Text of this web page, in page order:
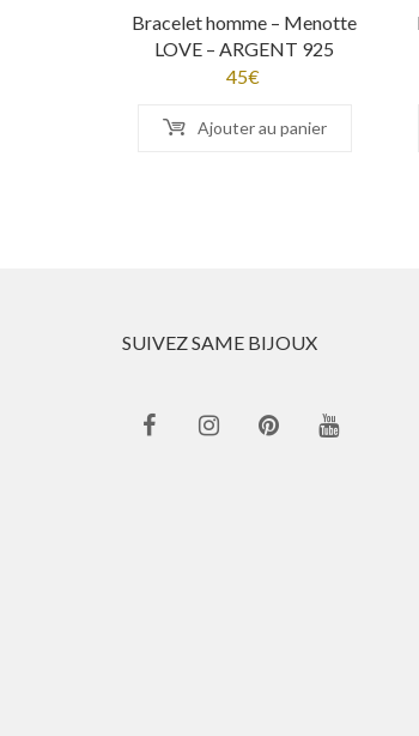
Bracelet homme – Menotte
LOVE – ARGENT 925
45€
Ajouter au panier
SUIVEZ SAME BIJOUX